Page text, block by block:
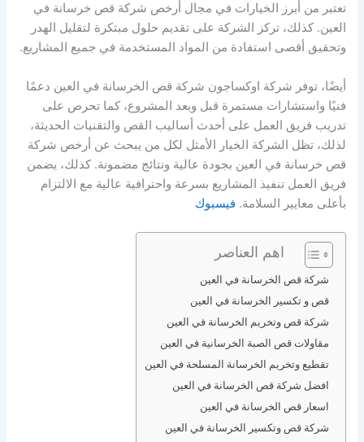
تعتبر من أبرز الخيارات في مجال أرخص شركة قص خرسانة في
العين. كذلك، تركز الشركة على تقديم حلول مبتكرة لتقليل الهدر
وتحقيق أقصى استفادة من المواد المستخدمة في جميع المشاريع.
أيضًا، توفر شركة اوكساجون شركة قص الخرسانة في العين دعمًا
فنيًا واستشارات مستمرة قبل وبعد المشروع، كما تحرص على
تدريب فريق العمل على أحدث أساليب القص والتقنيات الحديثة،
لذلك، تظل الشركة الخيار الأمثل لكل من يبحث عن أرخص شركة
قص خرسانة في العين بجودة عالية ونتائج مضمونة. كذلك، يضمن
فريق العمل تنفيذ المشاريع بسرعة واحترافية عالية مع الالتزام
بأعلى معايير السلامة. فيسبوك
اهم العناصر
شركة قص الخرسانة في العين
قص و تكسير الخرسانة في العين
شركة قص وتخريم الخرسانة في العين
مقاولات قص الصبة الخرسانية في العين
تقطيع وتخريم الخرسانة المسلحة في العين
افضل شركة قص الخرسانة في العين
اسعار قص الخرسانة في العين
شركة قص وتكسير الخرسانة في العين